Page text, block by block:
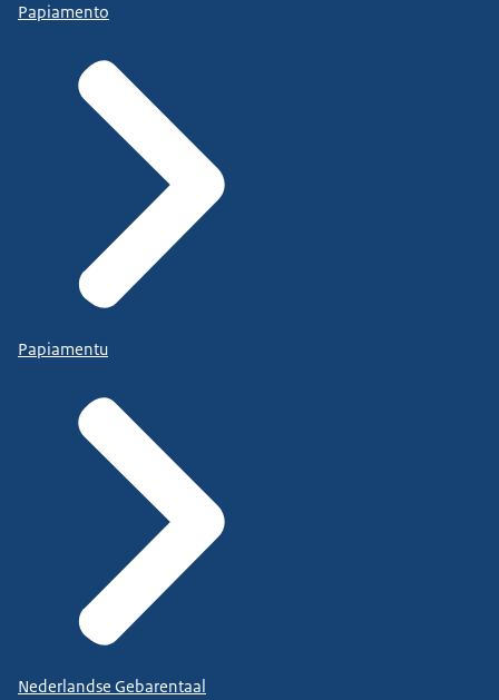
Papiamento
Papiamentu
Nederlandse Gebarentaal